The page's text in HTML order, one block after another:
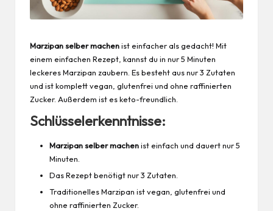
Marzipan selber machenist einfacher als gedacht! Mit
einem einfachen Rezept, kannst du in nur 5 Minuten
leckeres Marzipan zaubern. Es besteht aus nur 3 Zutaten
und ist komplett vegan, glutenfrei und ohne raffinierten
Zucker. Außerdem ist es keto-freundlich.
Schlüsselerkenntnisse:
Marzipan selber machenist einfach und dauert nur 5
Minuten.
Das Rezept benötigt nur 3 Zutaten.
Traditionelles Marzipan ist vegan, glutenfrei und
ohne raffinierten Zucker.